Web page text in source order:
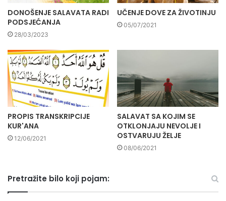
DONOŠENJE SALAVATA RADI
PODSJEĆANJA
28/03/2023
UČENJE DOVE ZA ŽIVOTINJU
05/07/2021
PROPIS TRANSKRIPCIJE
KUR'ANA
12/06/2021
SALAVAT SA KOJIM SE
OTKLONJAJU NEVOLJE I
OSTVARUJU ŽELJE
08/06/2021
Pretražite bilo koji pojam: